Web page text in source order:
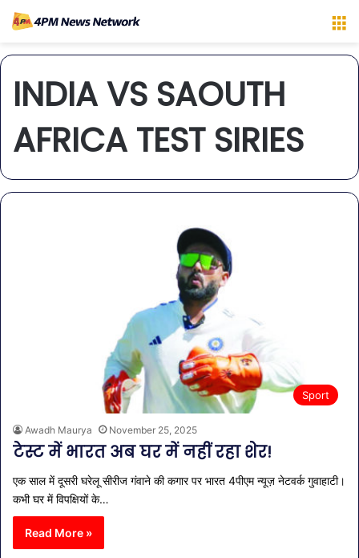
INDIA VS SAOUTH
AFRICA TEST SIRIES
Sport
Awadh Maurya November 25, 2025
टेस्ट में भारत अब घर में नहीं रहा शेर!
एक साल में दूसरी घरेलू सीरीज गंवाने की कगार पर भारत 4पीएम न्यूज़ नेटवर्क गुवाहाटी।
कभी घर में विपक्षियों के…
Read More »